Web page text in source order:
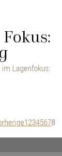
Lagenfokus:
1 2345678